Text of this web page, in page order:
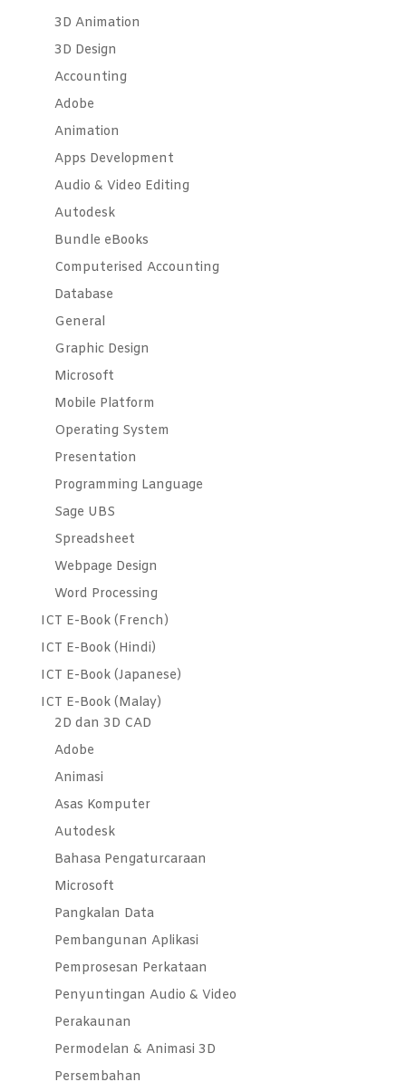
3D Animation
3D Design
Accounting
Adobe
Animation
Apps Development
Audio & Video Editing
Autodesk
Bundle eBooks
Computerised Accounting
Database
General
Graphic Design
Microsoft
Mobile Platform
Operating System
Presentation
Programming Language
Sage UBS
Spreadsheet
Webpage Design
Word Processing
ICT E-Book (French)
ICT E-Book (Hindi)
ICT E-Book (Japanese)
ICT E-Book (Malay)
2D dan 3D CAD
Adobe
Animasi
Asas Komputer
Autodesk
Bahasa Pengaturcaraan
Microsoft
Pangkalan Data
Pembangunan Aplikasi
Pemprosesan Perkataan
Penyuntingan Audio & Video
Perakaunan
Permodelan & Animasi 3D
Persembahan